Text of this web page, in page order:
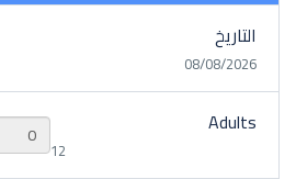
التاريخ
08/08/2026
Adults
12